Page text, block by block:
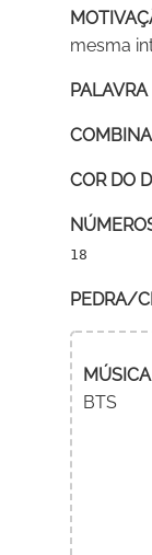
mesma
PALAVRA
COR DO
18
PEDRA/
BTS